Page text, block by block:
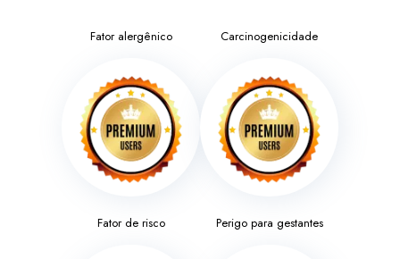
Fator alergênico Carcinogenicidade
Fator de risco Perigo para gestantes